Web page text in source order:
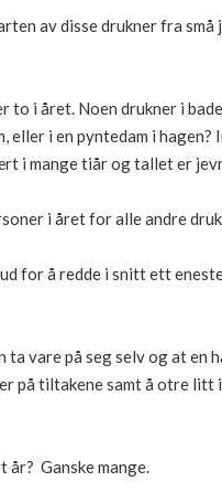
av disse drukner fra
to i året. Noen drukner i
eller i en pyntedam i
i mange tiår og tallet er
i året for alle andre
for å redde i snitt ett eneste
ta vare på seg selv og at
tiltakene samt å otre litt
år? Ganske mange.